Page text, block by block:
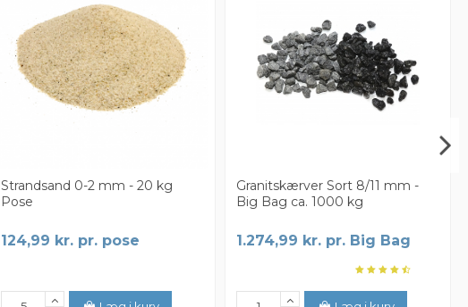
Strandsand 0-2 mm - 20 kg
Pose
124,99 kr. pr. pose
Granitskærver Sort 8/11 mm -
Big Bag ca. 1000 kg
1.274,99 kr. pr. Big Bag